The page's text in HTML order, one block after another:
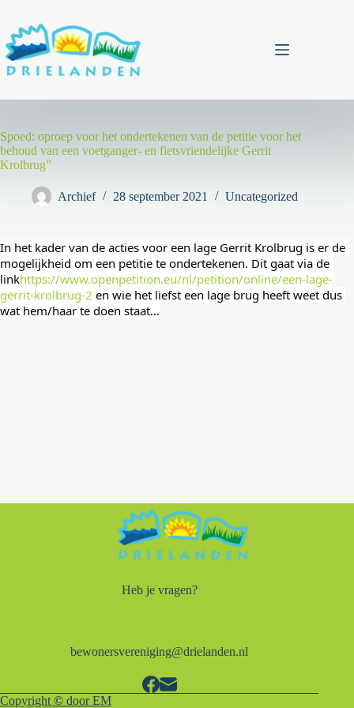
de
inhoud
Spoed: oproep voor het ondertekenen van de petitie voor het
behoud van een voetganger- en fietsvriendelijke Gerrit
Krolbrug”
Archief 28 september 2021 Uncategorized
In het kader van de acties voor een lage Gerrit Krolbrug is er de
mogelijkheid om een petitie te ondertekenen. Dit gaat via de
linkhttps://www.openpetition.eu/nl/petition/online/een-lage-
gerrit-krolbrug-2 en wie het liefst een lage brug heeft weet dus
wat hem/haar te doen staat…
Heb je vragen?
bewonersvereniging@drielanden.nl
Copyright © door EM